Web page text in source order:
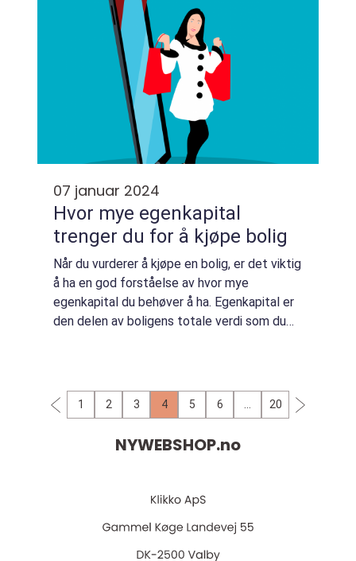
07 januar 2024
Hvor mye egenkapital
trenger du for å kjøpe bolig
Når du vurderer å kjøpe en bolig, er det viktig
å ha en god forståelse av hvor mye
egenkapital du behøver å ha. Egenkapital er
den delen av boligens totale verdi som du
1 2 3 4 5 6 20
NYWEBSHOP.no